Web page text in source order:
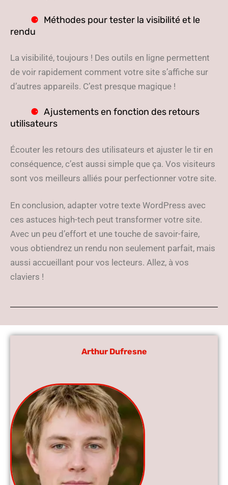
Méthodes pour tester la visibilité et le
rendu
La visibilité, toujours ! Des outils en ligne permettent
de voir rapidement comment votre site s’affiche sur
d’autres appareils. C’est presque magique !
Ajustements en fonction des retours
utilisateurs
Écouter les retours des utilisateurs et ajuster le tir en
conséquence, c’est aussi simple que ça. Vos visiteurs
sont vos meilleurs alliés pour perfectionner votre site.
En conclusion, adapter votre texte WordPress avec
ces astuces high-tech peut transformer votre site.
Avec un peu d’effort et une touche de savoir-faire,
vous obtiendrez un rendu non seulement parfait, mais
aussi accueillant pour vos lecteurs. Allez, à vos
claviers !
Arthur Dufresne